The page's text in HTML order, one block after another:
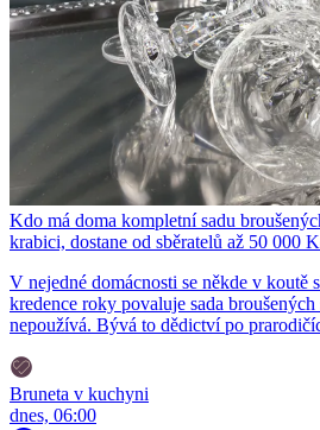
Kdo má doma kompletní sadu
krabici, dostane od sběratelů až 50 000
V nejedné domácnosti se někde v koutě
kredence roky povaluje sada
nepoužívá. Bývá to dědictví po
Bruneta v kuchyni
dnes, 06:00